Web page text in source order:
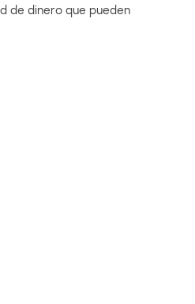
de dinero que pueden